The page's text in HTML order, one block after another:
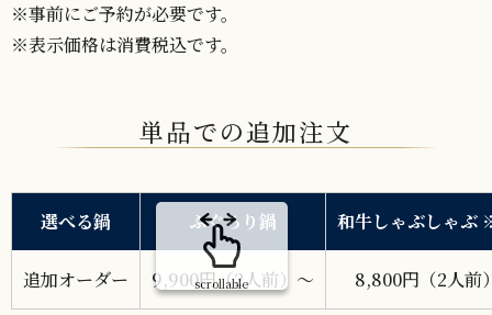
※事前にご予約が必要です。
※表示価格は消費税込です。
単品での追加注文
選べる鍋 ふぐちり鍋 和牛しゃぶしゃぶ
追加オーダー 9,900円（2人前）～ 8,800円（2人前
scrollable